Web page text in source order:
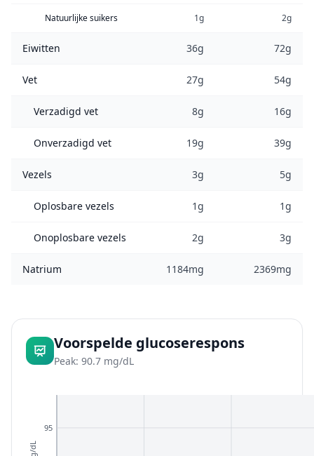
Natuurlijke suikers 1g 2g
Eiwitten 36g 72g
Vet 27g 54g
Verzadigd vet 8g 16g
Onverzadigd vet 19g 39g
Vezels 3g 5g
Oplosbare vezels 1g 1g
Onoplosbare vezels 2g 3g
Natrium 1184mg 2369mg
Voorspelde glucoserespons
Peak: 90.7 mg/dL
95